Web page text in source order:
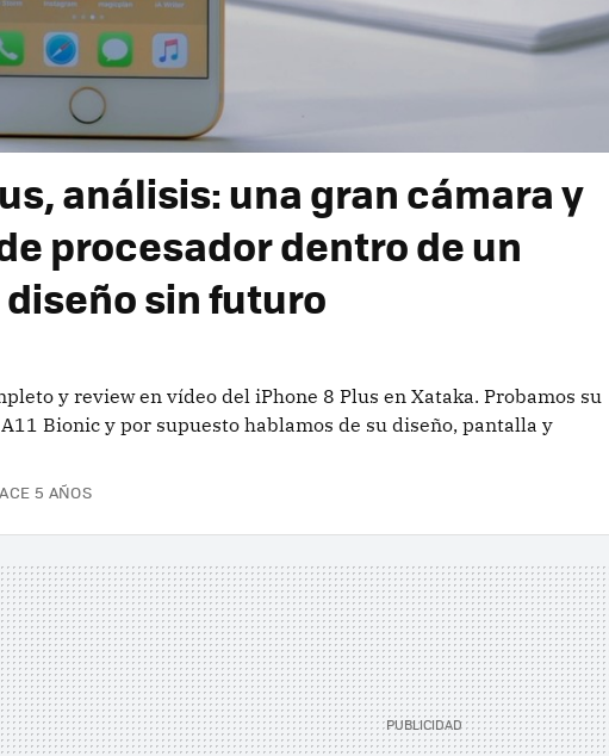
análisis: una gran cámara y
procesador dentro de un
sin futuro
y review en vídeo del iPhone 8 Plus en Xataka. Probamos su
Bionic y por supuesto hablamos de su diseño, pantalla y
5 AÑOS